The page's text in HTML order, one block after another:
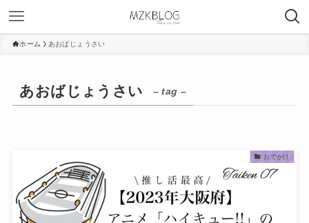
ホーム あおばじょうさい
あおばじょうさい – tag –
おでかけ